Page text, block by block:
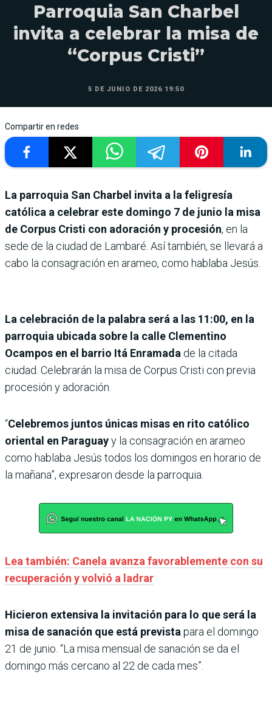
Parroquia San Charbel
invita a celebrar la misa de
“Corpus Cristi”
5 DE JUNIO DE 2026 19:50
Compartir en redes
La parroquia San Charbel invita a la feligresía
católica a celebrar este domingo 7 de junio la misa
de Corpus Cristi con adoración y procesión, en la
sede de la ciudad de Lambaré. Así también, se llevará a
cabo la consagración en arameo, como hablaba Jesús.
La celebración de la palabra será a las 11:00, en la
parroquia ubicada sobre la calle Clementino
Ocampos en el barrio Itá Enramada de la citada
ciudad. Celebrarán la misa de Corpus Cristi con previa
procesión y adoración.
“Celebremos juntos únicas misas en rito católico
oriental en Paraguayy la consagración en arameo
como hablaba Jesús todos los domingos en horario de
la mañana”, expresaron desde la parroquia.
Lea también: Canela avanza favorablemente con su
recuperación y volvió a ladrar
Hicieron extensiva la invitación para lo que será la
misa de sanación que está prevista para el domingo
21 de junio. “La misa mensual de sanación se da el
domingo más cercano al 22 de cada mes”.